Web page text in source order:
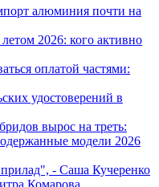
алюминия почти на
2026: кого активно
оплатой частями:
удостоверений в
вырос на треть:
модели 2026
прилад", - Саша Кучеренко
Комарова